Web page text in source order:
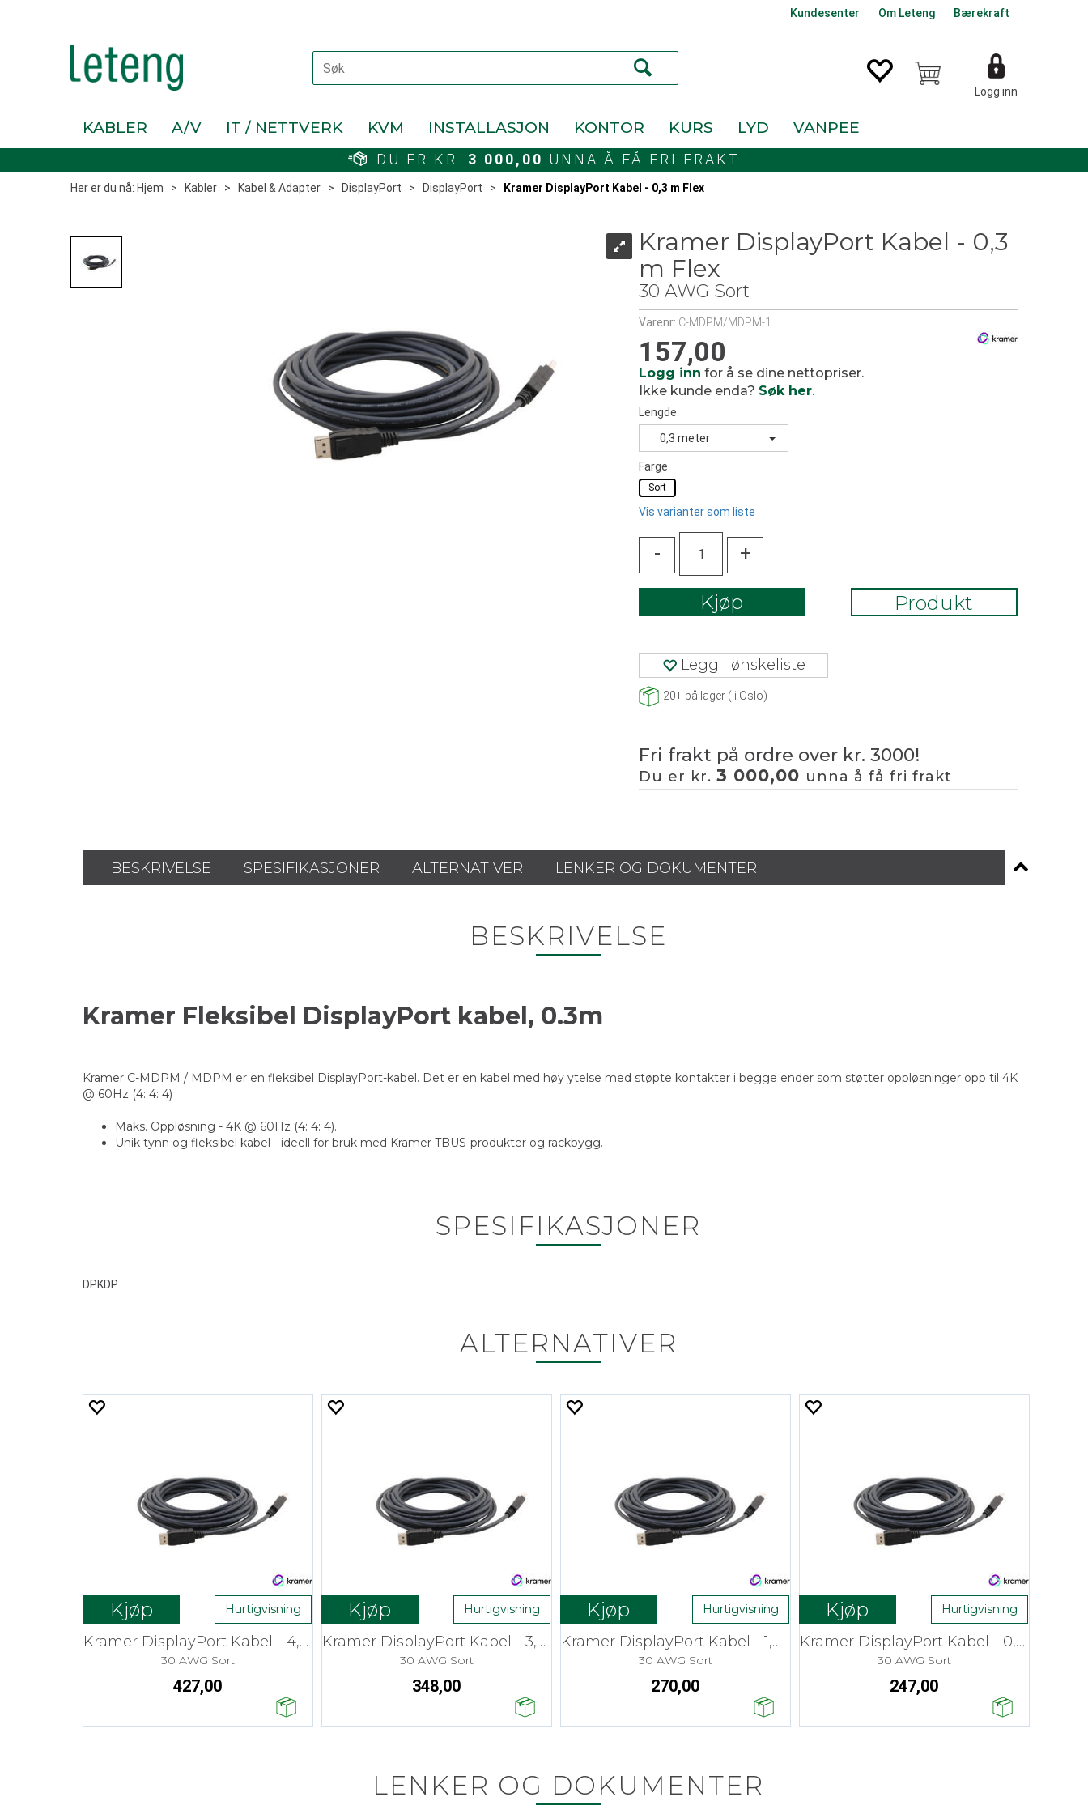
Kundesenter Om Leteng Bærekraft
Logg inn
KABLER A/V IT / NETTVERK KVM INSTALLASJON KONTOR KURS LYD VANPEE
DU ER KR. 3 000,00 UNNA Å FÅ FRI FRAKT
Her er du nå: Hjem > Kabler > Kabel & Adapter > DisplayPort > DisplayPort > Kramer DisplayPort Kabel - 0,3 m Flex
Kramer DisplayPort Kabel - 0,3
m Flex
30 AWG Sort
Varenr: C-MDPM/MDPM-1
157,00
Logg inn for å se dine nettopriser.
Ikke kunde enda? Søk her.
Lengde
0,3 meter
Farge
Sort
Vis varianter som liste
- +
Kjøp Produkt
Legg i ønskeliste
20+ på lager ( i Oslo)
Fri frakt på ordre over kr. 3000!
Du er kr. 3 000,00 unna å få fri frakt
BESKRIVELSE SPESIFIKASJONER ALTERNATIVER LENKER OG DOKUMENTER
BESKRIVELSE
Kramer Fleksibel DisplayPort kabel, 0.3m
Kramer C-MDPM / MDPM er en fleksibel DisplayPort-kabel. Det er en kabel med høy ytelse med støpte kontakter i begge ender som støtter oppløsninger opp til 4K
@ 60Hz (4: 4: 4)
Maks. Oppløsning - 4K @ 60Hz (4: 4: 4).
Unik tynn og fleksibel kabel - ideell for bruk med Kramer TBUS-produkter og rackbygg.
SPESIFIKASJONER
DPKDP
ALTERNATIVER
Kjøp Hurtigvisning
Kramer DisplayPort Kabel - 4,6 m Flex
30 AWG Sort
427,00
Kjøp Hurtigvisning
Kramer DisplayPort Kabel - 3,0 m Flex
30 AWG Sort
348,00
Kjøp Hurtigvisning
Kramer DisplayPort Kabel - 1,8 m Flex
30 AWG Sort
270,00
Kjøp Hurtigvisning
Kramer DisplayPort Kabel - 0,9 m Flex
30 AWG Sort
247,00
LENKER OG DOKUMENTER